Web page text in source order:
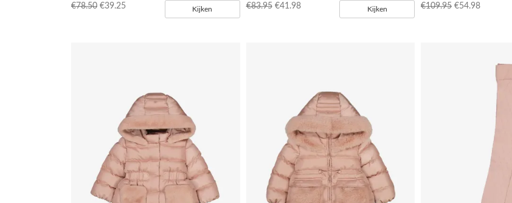
€78.50 €39.25 Kijken €83.95€41.98 Kijken €109.95 €54.98